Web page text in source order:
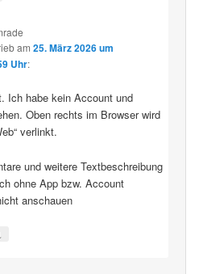
am 25. März 2026 um
Uhr:
Ich habe kein Account und
Oben rechts im Browser wird
verlinkt.
und weitere Textbeschreibung
ohne App bzw. Account
anschauen